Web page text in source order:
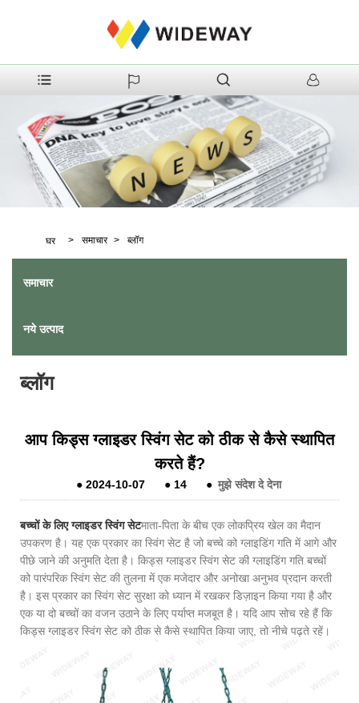
घर > समाचार > ब्लॉग
समाचार
नये उत्पाद
ब्लॉग
आप किड्स ग्लाइडर स्विंग सेट को ठीक से कैसे स्थापित
करते हैं?
● 2024-10-07 ● 14 ● मुझे संदेश दे देना
बच्चों के लिए ग्लाइडर स्विंग सेटमाता-पिता के बीच एक लोकप्रिय खेल का मैदान
उपकरण है। यह एक प्रकार का स्विंग सेट है जो बच्चे को ग्लाइडिंग गति में आगे और
पीछे जाने की अनुमति देता है। किड्स ग्लाइडर स्विंग सेट की ग्लाइडिंग गति बच्चों
को पारंपरिक स्विंग सेट की तुलना में एक मजेदार और अनोखा अनुभव प्रदान करती
है। इस प्रकार का स्विंग सेट सुरक्षा को ध्यान में रखकर डिज़ाइन किया गया है और
एक या दो बच्चों का वजन उठाने के लिए पर्याप्त मजबूत है। यदि आप सोच रहे हैं कि
किड्स ग्लाइडर स्विंग सेट को ठीक से कैसे स्थापित किया जाए, तो नीचे पढ़ते रहें।